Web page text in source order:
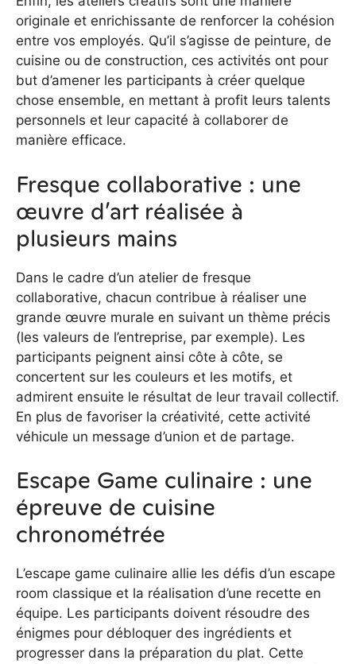
originale et enrichissante de renforcer la cohésion
entre vos employés. Qu’il s’agisse de peinture, de
cuisine ou de construction, ces activités ont pour
but d’amener les participants à créer quelque
chose ensemble, en mettant à profit leurs talents
personnels et leur capacité à collaborer de
manière efficace.
Fresque collaborative : une
œuvre d’art réalisée à
plusieurs mains
Dans le cadre d’un atelier de fresque
collaborative, chacun contribue à réaliser une
grande œuvre murale en suivant un thème précis
(les valeurs de l’entreprise, par exemple). Les
participants peignent ainsi côte à côte, se
concertent sur les couleurs et les motifs, et
admirent ensuite le résultat de leur travail collectif.
En plus de favoriser la créativité, cette activité
véhicule un message d’union et de partage.
Escape Game culinaire : une
épreuve de cuisine
chronométrée
L’escape game culinaire allie les défis d’un escape
room classique et la réalisation d’une recette en
équipe. Les participants doivent résoudre des
énigmes pour débloquer des ingrédients et
progresser dans la préparation du plat. Cette